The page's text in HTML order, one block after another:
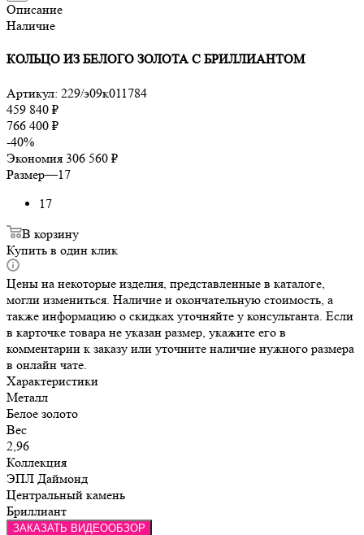
Описание
Наличие
КОЛЬЦО ИЗ БЕЛОГО ЗОЛОТА С БРИЛЛИАНТОМ
Артикул: 229/э09к011784
459 840 ₽
766 400 ₽
-40%
Экономия 306 560 ₽
Размер—17
17
В корзину
Купить в один клик
Цены на некоторые изделия, представленные в каталоге,
могли измениться. Наличие и окончательную стоимость, а
также информацию о скидках уточняйте у консультанта. Если
в карточке товара не указан размер, укажите его в
комментарии к заказу или уточните наличие нужного размера
в онлайн чате.
Характеристики
Металл
Белое золото
Вес
2,96
Коллекция
ЭПЛ Даймонд
Центральный камень
Бриллиант
ЗАКАЗАТЬ ВИДЕООБЗОР